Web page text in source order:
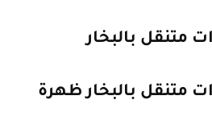
متنقل بالبخار
متنقل بالبخار ظهرة